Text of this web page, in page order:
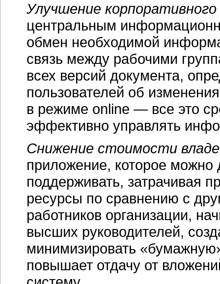
Улучшение
центральным
обмен необходимой
связь между рабочими
всех версий документа,
пользователей об
в режиме online — все это
эффективно управлять
Снижение стоимости
приложение, которое можно
поддерживать, затрачивая
ресурсы по сравнению с
работников организации,
высших руководителей,
минимизировать
повышает отдачу от